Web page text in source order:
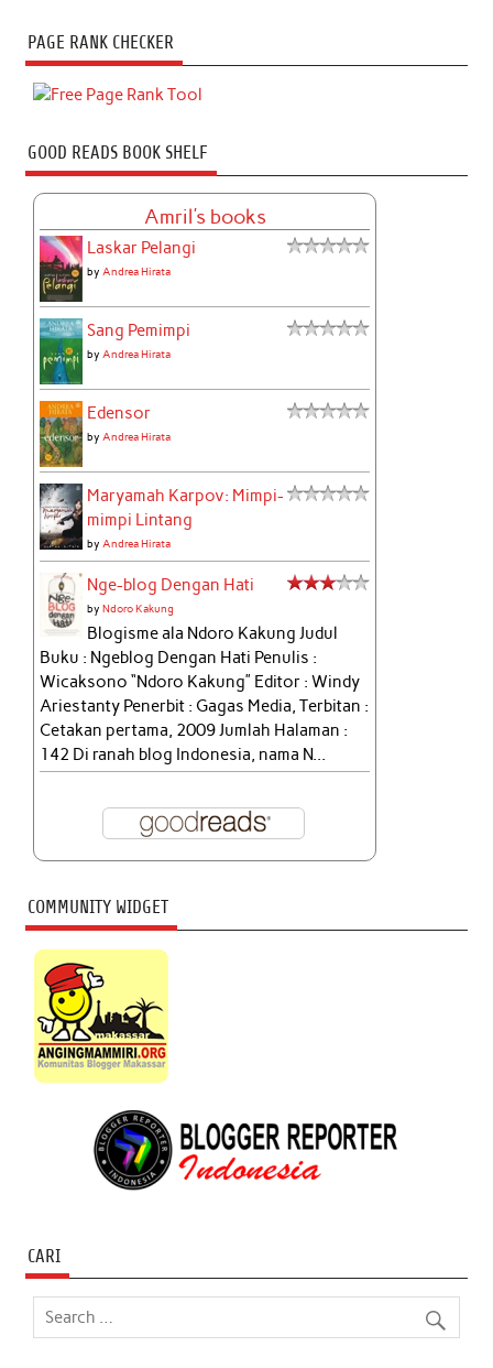
PAGE RANK CHECKER
GOOD READS BOOK SHELF
Amril's books
Laskar Pelangi
byAndrea Hirata
Sang Pemimpi
byAndrea Hirata
Edensor
byAndrea Hirata
Maryamah Karpov: Mimpi-
mimpi Lintang
byAndrea Hirata
Nge-blog Dengan Hati
byNdoro Kakung
Blogisme ala Ndoro Kakung Judul
Buku : Ngeblog Dengan Hati Penulis :
Wicaksono “Ndoro Kakung” Editor : Windy
Ariestanty Penerbit : Gagas Media, Terbitan :
Cetakan pertama, 2009 Jumlah Halaman :
142 Di ranah blog Indonesia, nama N...
COMMUNITY WIDGET
CARI